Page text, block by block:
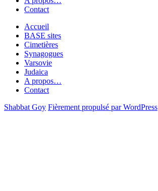
Contact
Accueil
BASE sites
Cimetières
Synagogues
Varsovie
Judaica
A propos…
Contact
Shabbat Goy Fièrement propulsé par WordPress